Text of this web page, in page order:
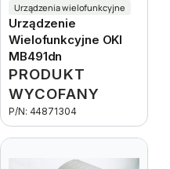
Urządzenia wielofunkcyjne
Urządzenie
Wielofunkcyjne OKI
MB491dn
PRODUKT
WYCOFANY
P/N: 44871304